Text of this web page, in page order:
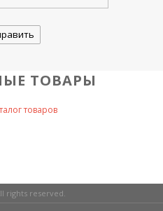
ТОВАРЫ
товаров
rights reserved.